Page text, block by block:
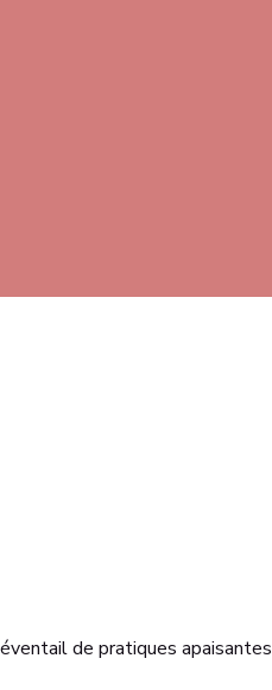
de pratiques apaisantes